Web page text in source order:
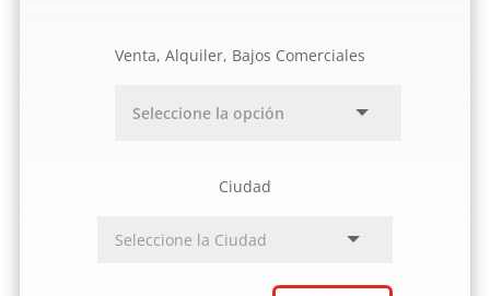
Venta, Alquiler, Bajos Comerciales
Ciudad